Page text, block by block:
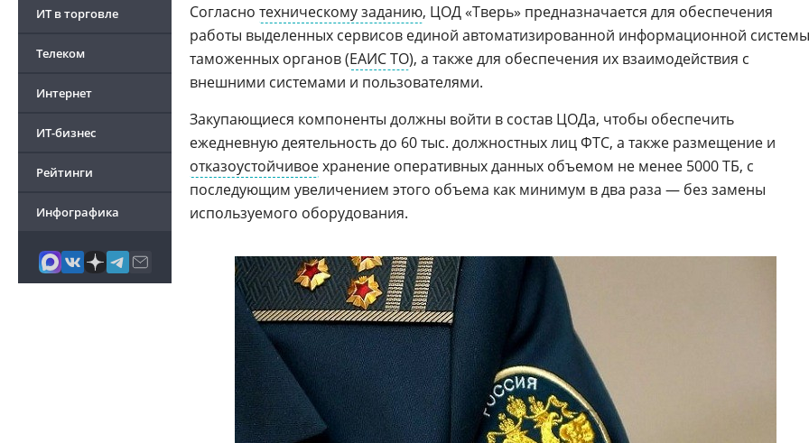
ИТ в торговле
Телеком
Интернет
ИТ-бизнес
Рейтинги
Инфографика
Согласно техническому заданию, ЦОД «Тверь» предназначается для обеспечения
работы выделенных сервисов единой автоматизированной информационной системы
таможенных органов (ЕАИС ТО), а также для обеспечения их взаимодействия с
внешними системами и пользователями.
Закупающиеся компоненты должны войти в состав ЦОДа, чтобы обеспечить
ежедневную деятельность до 60 тыс. должностных лиц ФТС, а также размещение и
отказоустойчивоехранение оперативных данных объемом не менее 5000 ТБ, с
последующим увеличением этого объема как минимум в два раза — без замены
используемого оборудования.